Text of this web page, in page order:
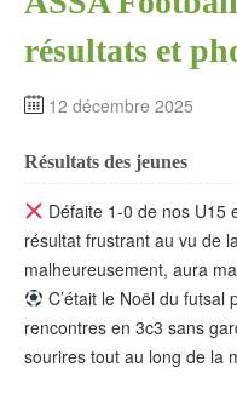
Contact
résultats et
12 décembre 2025
Résultats des jeunes
Défaite 1-0 de nos U15
résultat frustrant au vu de
malheureusement, aura
C’était le Noël du
rencontres en 3c3 sans
sourires tout au long de la